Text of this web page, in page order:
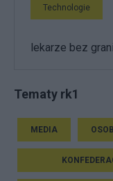
Technologie
lekarze bez
Tematy rk1
MEDIA